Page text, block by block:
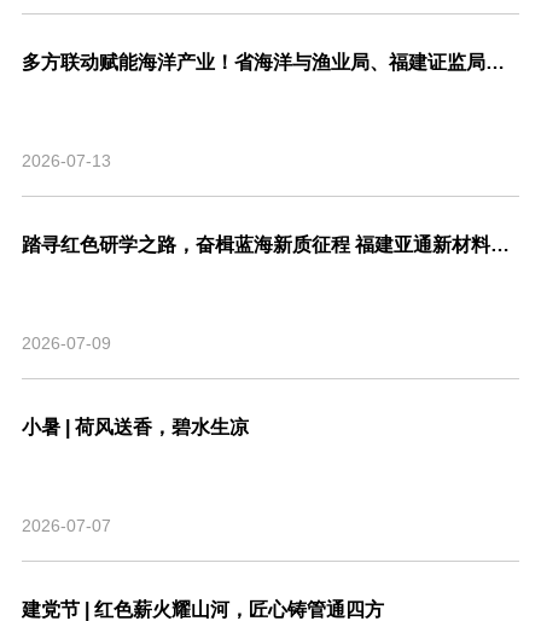
多方联动赋能海洋产业！省海洋与渔业局、福建证监局、北交所、市委金融办联合走访亚通新材料调研座谈！
2026-07-13
踏寻红色研学之路，奋楫蓝海新质征程 福建亚通新材料科技股份有限公司党支部联合福建省渔业行业协会党支部开展主题共建活动
2026-07-09
小暑 | 荷风送香，碧水生凉
2026-07-07
建党节 | 红色薪火耀山河，匠心铸管通四方